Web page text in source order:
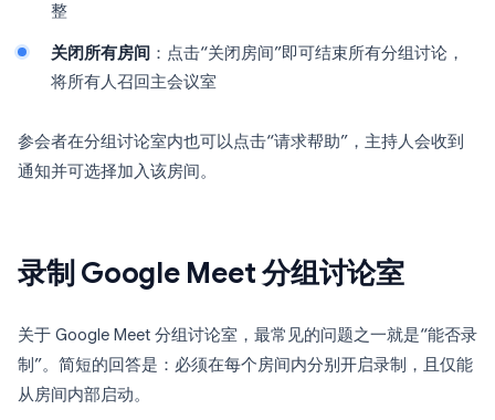
整
关闭所有房间 ：点击“关闭房间”即可结束所有分组讨论，
将所有人召回主会议室
参会者在分组讨论室内也可以点击“请求帮助”，主持人会收到
通知并可选择加入该房间。
录制 Google Meet 分组讨论室
关于 Google Meet 分组讨论室，最常见的问题之一就是“能否录
制”。简短的回答是：必须在每个房间内分别开启录制，且仅能
从房间内部启动。